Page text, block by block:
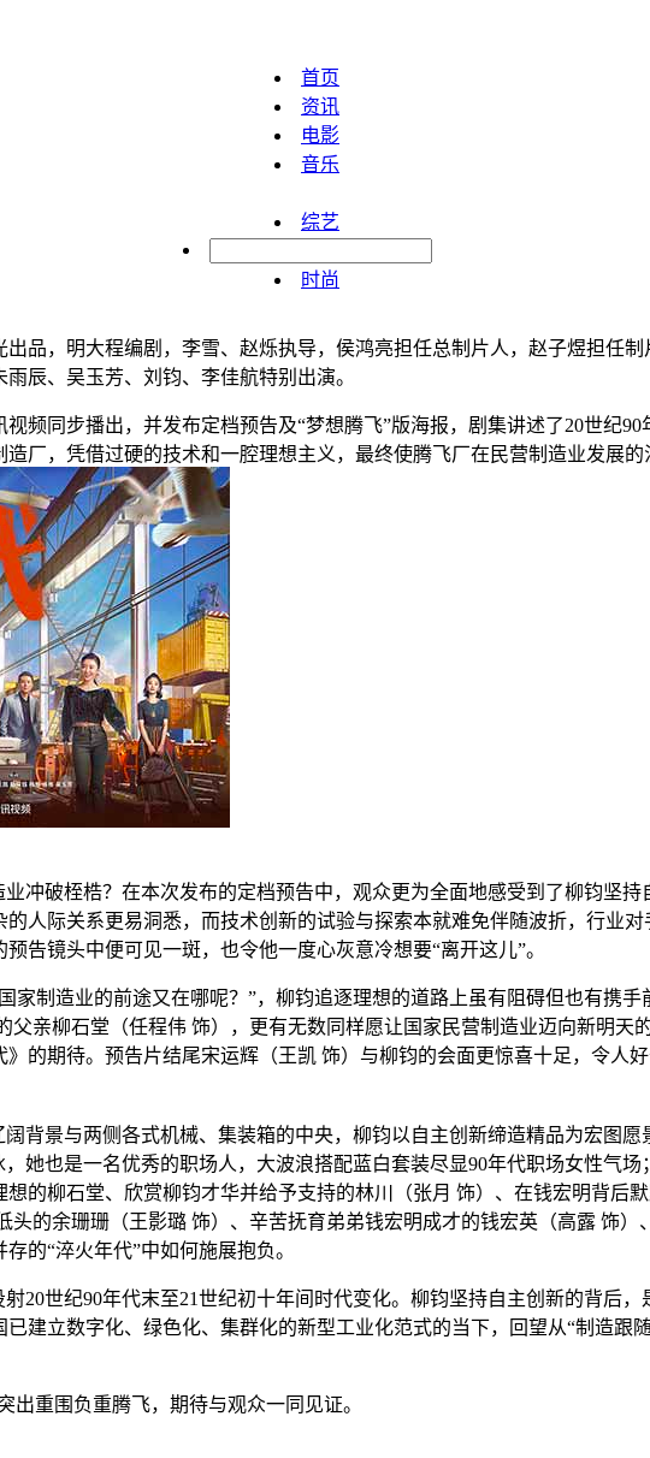
首页
资讯
电影
音乐
综艺
时尚
品，明大程编剧，李雪、赵烁执导，侯鸿亮担任总制片人，赵子煜担任
辰、吴玉芳、刘钧、李佳航特别出演。
频同步播出，并发布定档预告及“梦想腾飞”版海报，剧集讲述了20世纪
厂，凭借过硬的技术和一腔理想主义，最终使腾飞厂在民营制造业发展的
冲破桎梏？在本次发布的定档预告中，观众更为全面地感受到了柳钧坚
人际关系更易洞悉，而技术创新的试验与探索本就难免伴随波折，行业
告镜头中便可见一斑，也令他一度心灰意冷想要“离开这儿”。
家制造业的前途又在哪呢？”，柳钧追逐理想的道路上虽有阻碍但也有携
亲柳石堂（任程伟 饰），更有无数同样愿让国家民营制造业迈向新明天
的期待。预告片结尾宋运辉（王凯 饰）与柳钧的会面更惊喜十足，令人
背景与两侧各式机械、集装箱的中央，柳钧以自主创新缔造精品为宏图
她也是一名优秀的职场人，大波浪搭配蓝白套装尽显90年代职场女性气
的柳石堂、欣赏柳钧才华并给予支持的林川（张月 饰）、在钱宏明背后
的余珊珊（王影璐 饰）、辛苦抚育弟弟钱宏明成才的钱宏英（高露 饰
的“淬火年代”中如何施展抱负。
20世纪90年代末至21世纪初十年间时代变化。柳钧坚持自主创新的背后
建立数字化、绿色化、集群化的新型工业化范式的当下，回望从“制造跟
出重围负重腾飞，期待与观众一同见证。